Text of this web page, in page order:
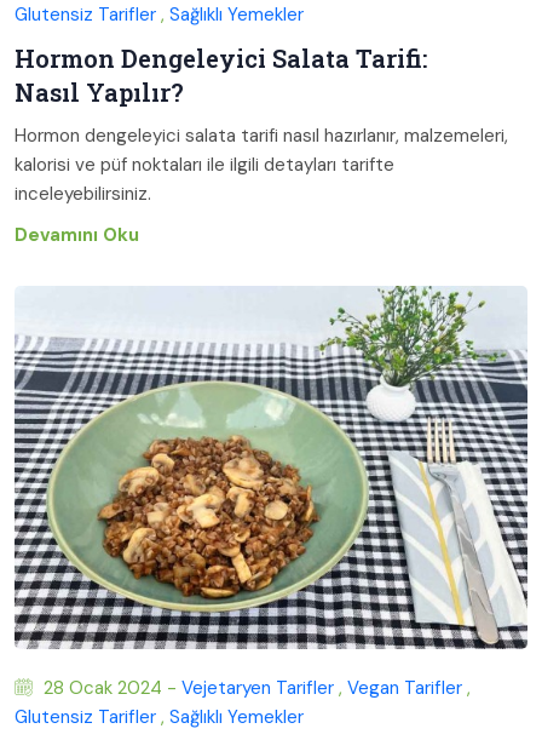
Glutensiz Tarifler , Sağlıklı Yemekler
Hormon Dengeleyici Salata Tarifi:
Nasıl Yapılır?
Hormon dengeleyici salata tarifi nasıl hazırlanır, malzemeleri,
kalorisi ve püf noktaları ile ilgili detayları tarifte
inceleyebilirsiniz.
Devamını Oku
28 Ocak 2024 - Vejetaryen Tarifler , Vegan Tarifler ,
Glutensiz Tarifler , Sağlıklı Yemekler